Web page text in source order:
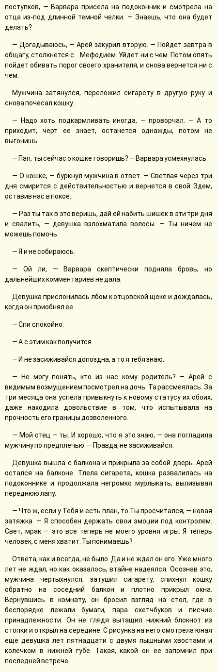
поступков, — Варвара присела на подоконник и смотрела на
отца из-под длинной темной челки. — Знаешь, что она будет
делать?
— Догадываюсь, — Арей закурил вторую. — Пойдет завтра в
общагу, столкнется с… Мефодием. Уйдет ни с чем. Потом опять
пойдет обивать порог своего хранителя, и снова вернется ни с
чем.
Мужчина затянулся, переложил сигарету в другую руку и
снова почесал кошку.
— Надо хоть подкармливать иногда, — проворчал. — А то
приходит, черт ее знает, останется однажды, потом не
выгонишь.
— Пап, ты сейчас о кошке говоришь? — Варвара усмехнулась.
— О кошке, — буркнул мужчина в ответ. — Светлая через три
дня смирится с действительностью и вернется в свой Эдем,
оставив нас в покое.
— Раз ты так в это веришь, дай ей набить шишек в эти три дня
и свалить, — девушка взлохматила волосы. — Ты ничем не
можешь помочь.
— Я и не собираюсь.
— Ой ли, — Варвара скептически подняла бровь, но
дальнейших комментариев не дала.
Девушка прислонилась лбом к отцовской щеке и дождалась,
когда он приобнял ее.
— Спи спокойно.
— А с этим как получится.
— И не засиживайся допоздна, а то я тебя знаю.
— Не могу понять, кто из нас кому родитель? — Арей с
видимым возмущением посмотрел на дочь. Та рассмеялась. За
три месяца она успела привыкнуть к новому статусу их обоих,
даже находила довольствие в том, что испытывала на
прочность его границы дозволенного.
— Мой отец — ты. И хорошо, что я это знаю, — она погладила
мужчину по предплечью. — Правда, не засиживайся.
Девушка вышла с балкона и прикрыла за собой дверь. Арей
остался на балконе. Тлела сигарета, кошка развалилась на
подоконнике и продолжала негромко мурлыкать, вылизывая
переднюю лапу.
— Что ж, если у Тебя и есть план, то Ты просчитался, — новая
затяжка. — Я способен держать свои эмоции под контролем.
Свет, мрак — это все теперь не моего уровня игры. Я теперь
человек, с меня хватит. Ты понимаешь?
Ответа, как и всегда, не было. Да и не ждал он его. Уже много
лет не ждал, но как оказалось, втайне надеялся. Осознав это,
мужчина чертыхнулся, затушил сигарету, спихнул кошку
обратно на соседний балкон и плотно прикрыл окна.
Вернувшись в комнату, он бросил взгляд на стол, где в
беспорядке лежали бумаги, пара скетчбуков и писчие
принадлежности. Он не глядя вытащил нижний блокнот из
стопки и открыл на середине. С рисунка на него смотрела юная
еще девушка лет пятнадцати с двумя пышными хвостами и
колечком в нижней губе. Такая, какой он ее запомнил при
последней встрече.